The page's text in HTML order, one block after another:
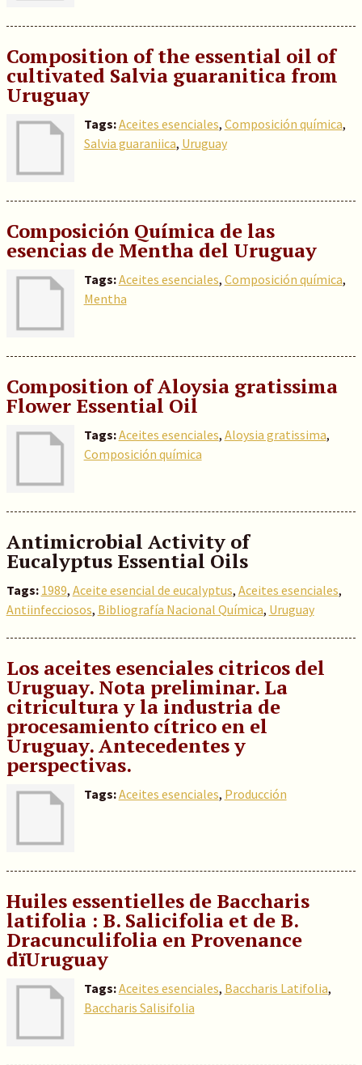
Composition of the essential oil of
cultivated Salvia guaranitica from
Uruguay
Tags:Aceites esenciales, Composición química,
Salvia guaraniica, Uruguay
Composición Química de las
esencias de Mentha del Uruguay
Tags:Aceites esenciales, Composición química,
Mentha
Composition of Aloysia gratissima
Flower Essential Oil
Tags:Aceites esenciales, Aloysia gratissima,
Composición química
Antimicrobial Activity of
Eucalyptus Essential Oils
Tags: 1989, Aceite esencial de eucalyptus, Aceites esenciales,
Antiinfecciosos, Bibliografía Nacional Química, Uruguay
Los aceites esenciales citricos del
Uruguay. Nota preliminar. La
citricultura y la industria de
procesamiento cítrico en el
Uruguay. Antecedentes y
perspectivas.
Tags:Aceites esenciales, Producción
Huiles essentielles de Baccharis
latifolia : B. Salicifolia et de B.
Dracunculifolia en Provenance
dïUruguay
Tags:Aceites esenciales, Baccharis Latifolia,
Baccharis Salisifolia